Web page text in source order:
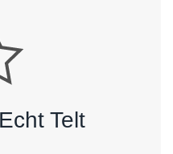
Telt